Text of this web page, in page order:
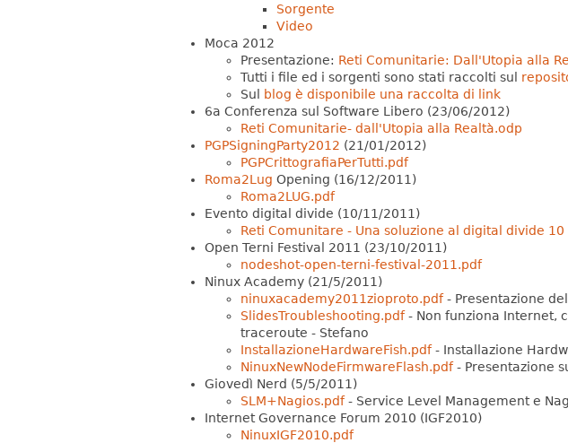
Sorgente
Video
Moca 2012
Presentazione: Reti Comunitarie: Dall'Utopia alla
Tutti i file ed i sorgenti sono stati raccolti sul
Sul
blog è disponibile una raccolta di link
6a Conferenza sul Software Libero (23/06/2012)
Reti Comunitarie- dall'Utopia alla Realtà.odp
PGPSigningParty2012 (21/01/2012)
PGPCrittografiaPerTutti.pdf
Roma2Lug Opening (16/12/2011)
Roma2LUG.pdf
Evento digital divide (10/11/2011)
Reti Comunitare - Una soluzione al digital divide
Open Terni Festival 2011 (23/10/2011)
nodeshot-open-terni-festival-2011.pdf
Ninux Academy (21/5/2011)
ninuxacademy2011zioproto.pdf- Presentazione
SlidesTroubleshooting.pdf- Non funziona Internet,
traceroute - Stefano
InstallazioneHardwareFish.pdf- Installazione
NinuxNewNodeFirmwareFlash.pdf- Presentazione
Giovedì Nerd (5/5/2011)
SLM+Nagios.pdf- Service Level Management e
Internet Governance Forum 2010 (IGF2010)
NinuxIGF2010.pdf